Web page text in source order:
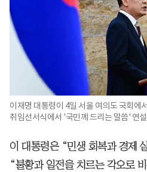
이재명 대통령이 4일 서울 여의도 국회에
취임선서식에서 '국민께 드리는 말씀' 연
이 대통령은 “민생 회복과 경제
“불황과 일전을 치르는 각오로